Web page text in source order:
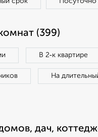
(399)
В 2‑к квартире
На
дач,